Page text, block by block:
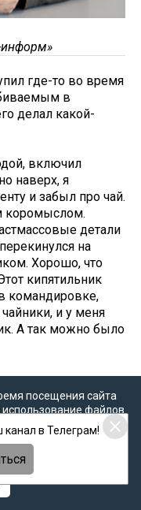
информ»
где-то во время
в
делал какой-
включил
наверх, я
и забыл про чай.
коромыслом.
детали
на
Хорошо, что
кипятильник
командировке,
и у меня
А так можно было
заводы и целые
угроза
суверенными
подождать
посещения сайта
файлов
согласием
,Политикой о
конфиденциальности
в Телеграм!